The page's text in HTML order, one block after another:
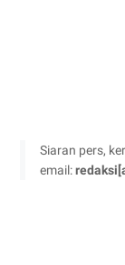
Siaran pers,
email: